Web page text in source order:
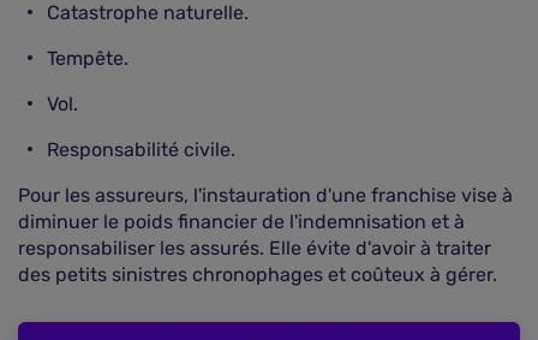
Catastrophe naturelle.
Tempête.
Vol.
Responsabilité civile.
Pour les assureurs, l'instauration d'une franchise vise à
diminuer le poids financier de l'indemnisation et à
responsabiliser les assurés. Elle évite d'avoir à traiter
des petits sinistres chronophages et coûteux à gérer.